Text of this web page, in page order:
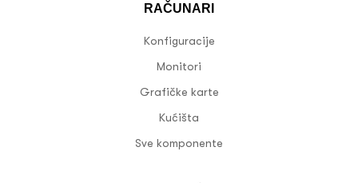
RAČUNARI
Konfiguracije
Monitori
Grafičke karte
Kućišta
Sve komponente